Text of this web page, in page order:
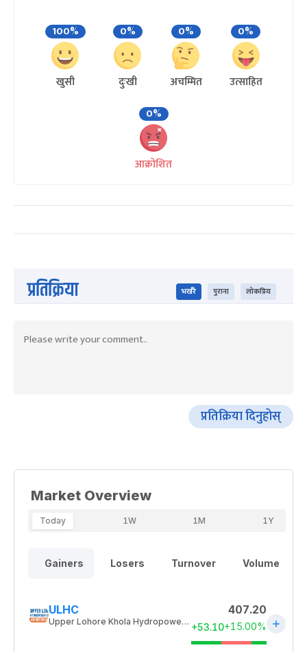
100%
खुसी
0%
दुःखी
0%
अचम्मित
0%
उत्साहित
0%
आक्रोशित
प्रतिक्रिया भर्खरै पुराना लोकप्रिय
प्रतिक्रिया दिनुहोस्